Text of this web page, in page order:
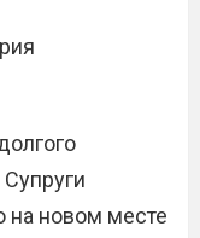
на новом месте